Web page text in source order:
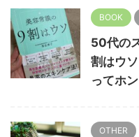
BOOK
50代の
割はウ
ってホ
OTHER